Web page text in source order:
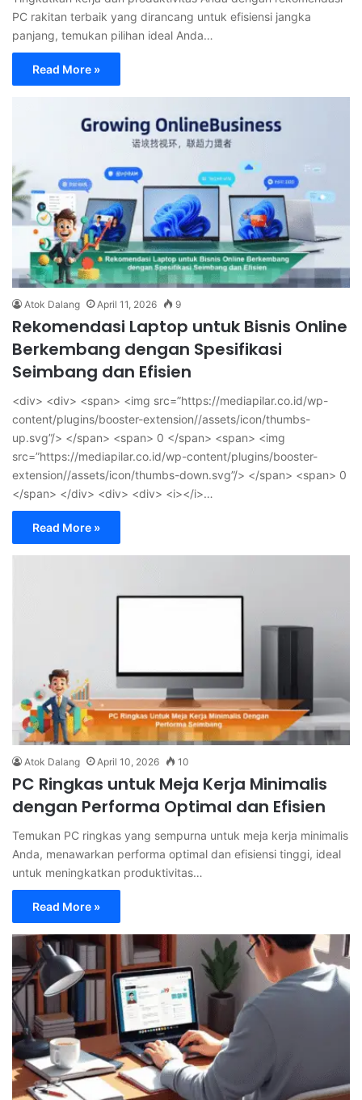
PC rakitan terbaik yang dirancang untuk efisiensi jangka
panjang, temukan pilihan ideal Anda…
Read More »
Atok Dalang April 11, 2026 9
Rekomendasi Laptop untuk Bisnis Online
Berkembang dengan Spesifikasi
Seimbang dan Efisien
<div> <div> <span> <img src=”https://mediapilar.co.id/wp-
content/plugins/booster-extension//assets/icon/thumbs-
up.svg”/> </span> <span> 0 </span> <span> <img
src=”https://mediapilar.co.id/wp-content/plugins/booster-
extension//assets/icon/thumbs-down.svg”/> </span> <span> 0
</span> </div> <div> <div> <i></i>…
Read More »
Atok Dalang April 10, 2026 10
PC Ringkas untuk Meja Kerja Minimalis
dengan Performa Optimal dan Efisien
Temukan PC ringkas yang sempurna untuk meja kerja minimalis
Anda, menawarkan performa optimal dan efisiensi tinggi, ideal
untuk meningkatkan produktivitas…
Read More »